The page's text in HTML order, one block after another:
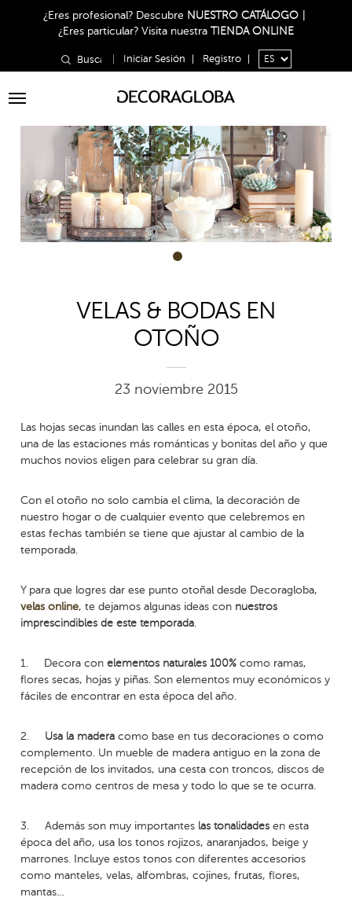
¿Eres profesional? Descubre NUESTRO CATÁLOGO
¿Eres particular? Visita nuestra TIENDA ONLINE
Iniciar Sesión Registro
Toggle
1
VELAS & BODAS EN
OTOÑO
23 noviembre 2015
Las hojas secas inundan las calles en esta época, el otoño,
una de las estaciones más románticas y bonitas del año y que
muchos novios eligen para celebrar su gran día.
Con el otoño no solo cambia el clima, la decoración de
nuestro hogar o de cualquier evento que celebremos en
estas fechas también se tiene que ajustar al cambio de la
temporada.
Y para que logres dar ese punto otoñal desde Decoragloba,
velas online, te dejamos algunas ideas con nuestros
imprescindibles de este temporada
1. Decora conelementos naturales 100% como ramas,
flores secas, hojas y piñas. Son elementos muy económicos y
fáciles de encontrar en esta época del año.
2. Usa la madera como base en tus decoraciones o como
complemento. Un mueble de madera antiguo en la zona de
recepción de los invitados, una cesta con troncos, discos de
madera como centros de mesa y todo lo que se te ocurra.
3. Además son muy importantes las tonalidades en esta
época del año, usa los tonos rojizos, anaranjados, beige y
marrones. Incluye estos tonos con diferentes accesorios
como manteles, velas, alfombras, cojines, frutas, flores,
mantas…